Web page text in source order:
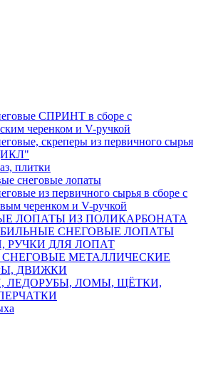
СПРИНТ в сборе с
черенком и V-ручкой
скреперы из первичного сырья
плитки
снеговые лопаты
из первичного сырья в сборе с
черенком и V-ручкой
ЛОПАТЫ ИЗ ПОЛИКАРБОНАТА
СНЕГОВЫЕ ЛОПАТЫ
РУЧКИ ДЛЯ ЛОПАТ
МЕТАЛЛИЧЕСКИЕ
ДВИЖКИ
ЛЕДОРУБЫ, ЛОМЫ, ЩЁТКИ,